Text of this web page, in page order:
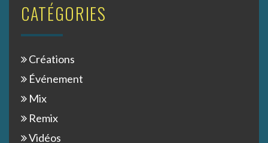
CATÉGORIES
Créations
Événement
Mix
Remix
Vidéos